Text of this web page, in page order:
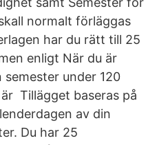
normalt förläggas
har du rätt till 25
enligt När du är
under 120
Tillägget baseras på
av din
Du har 25